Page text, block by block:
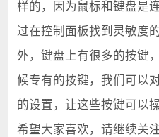
样的，因为鼠标和键盘是
过在控制面板找到灵敏度
外，键盘上有很多的按键
候专有的按键，我们可以
的设置，让这些按键可以
希望大家喜欢，请继续关